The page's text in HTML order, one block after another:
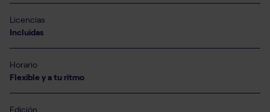
Licencias
Incluidas
Horario
Flexible y a tu ritmo
Edición